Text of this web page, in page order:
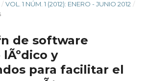
/ VOL. 1 NÚM. 1 (2012): ENERO - JUNIO 2012 /
de software
y
para facilitar el